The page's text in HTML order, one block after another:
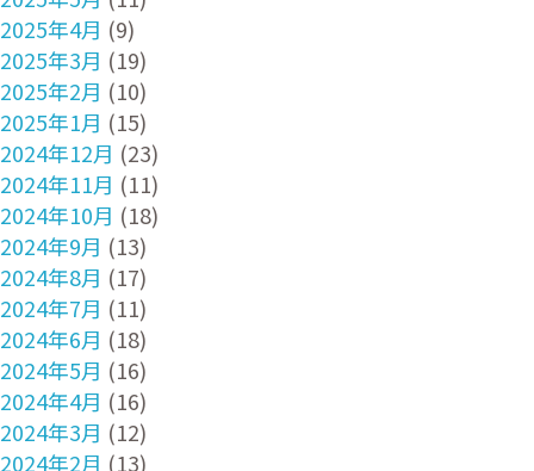
2025年4月 (9)
2025年3月 (19)
2025年2月 (10)
2025年1月 (15)
2024年12月 (23)
2024年11月 (11)
2024年10月 (18)
2024年9月 (13)
2024年8月 (17)
2024年7月 (11)
2024年6月 (18)
2024年5月 (16)
2024年4月 (16)
2024年3月 (12)
2024年2月 (13)